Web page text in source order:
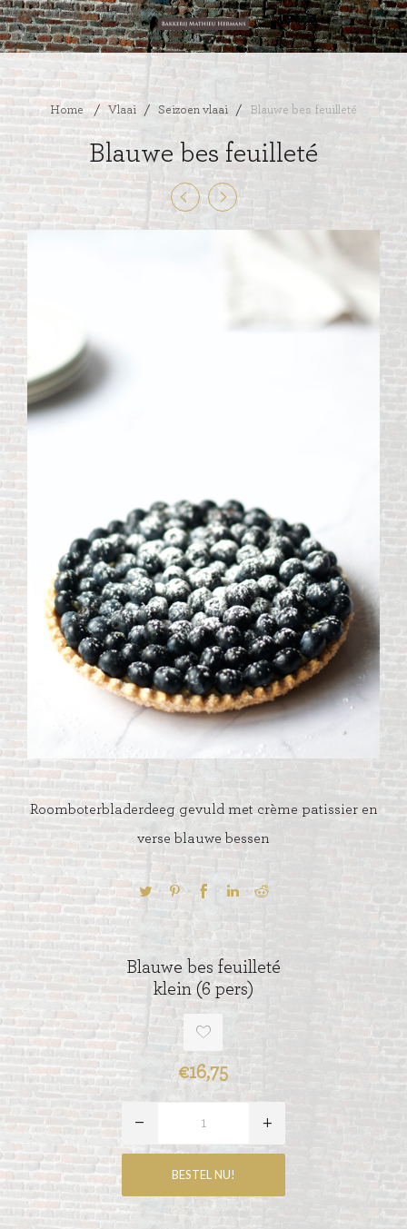
Home / Vlaai / Seizoen vlaai / Blauwe bes feuilleté
Blauwe bes feuilleté
Roomboterbladerdeeg gevuld met crème patissier en
verse blauwe bessen
Blauwe bes feuilleté
klein (6 pers)
€16,75